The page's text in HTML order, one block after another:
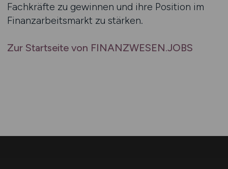
Fachkräfte zu gewinnen und ihre Position im
Finanzarbeitsmarkt zu stärken.
Zur Startseite von FINANZWESEN.JOBS